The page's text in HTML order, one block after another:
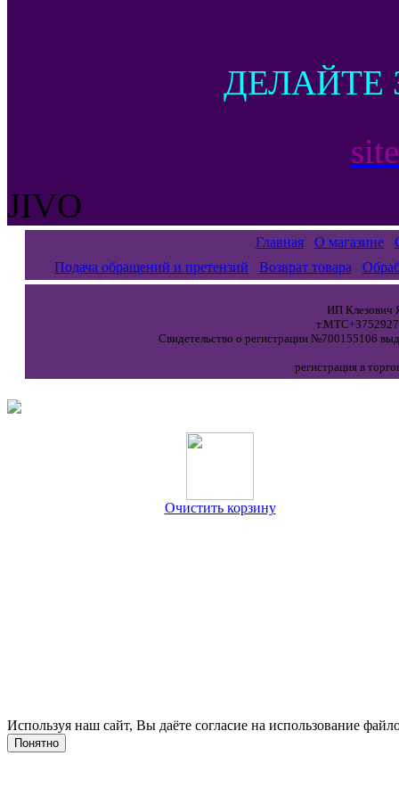
ДЕЛАЙТЕ
JIVO
Главная О магазине
Подача обращений и претензий
Возврат товара
ИП Клезович
Свидетельство о регистрации №700155106
регистрация в
Очистить корзину
Используя наш сайт, Вы даёте согласие на использование
Понятно